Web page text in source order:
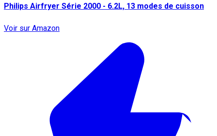
Philips Airfryer Série 2000 - 6.2L, 13 modes de cuisson
Voir sur Amazon